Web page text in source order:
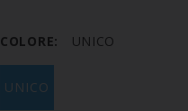
COLORE: UNICO
UNICO